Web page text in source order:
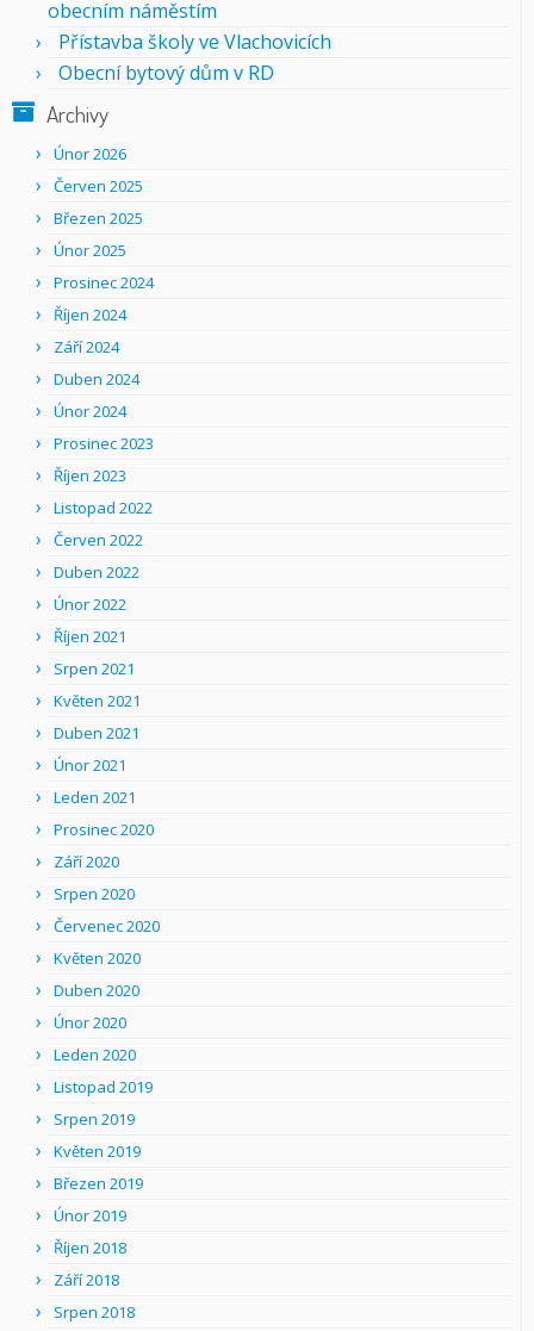
obecním náměstím
Přístavba školy ve Vlachovicích
Obecní bytový dům v RD
Archivy
Únor 2026
Červen 2025
Březen 2025
Únor 2025
Prosinec 2024
Říjen 2024
Září 2024
Duben 2024
Únor 2024
Prosinec 2023
Říjen 2023
Listopad 2022
Červen 2022
Duben 2022
Únor 2022
Říjen 2021
Srpen 2021
Květen 2021
Duben 2021
Únor 2021
Leden 2021
Prosinec 2020
Září 2020
Srpen 2020
Červenec 2020
Květen 2020
Duben 2020
Únor 2020
Leden 2020
Listopad 2019
Srpen 2019
Květen 2019
Březen 2019
Únor 2019
Říjen 2018
Září 2018
Srpen 2018